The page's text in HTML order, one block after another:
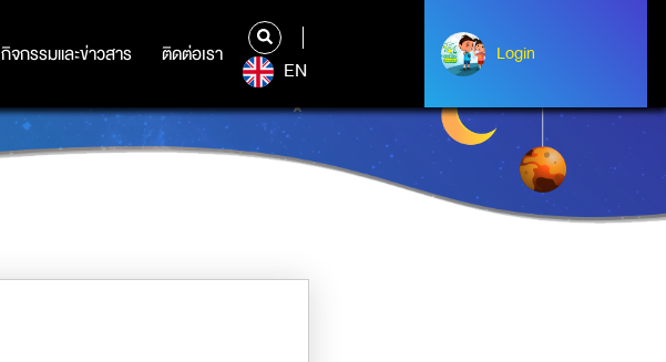
กิจกรรมและข่าวสาร ติดต่อเรา
กิจกรรมและข่าวสาร ติดต่อเรา
EN
Login
Albert Einstein